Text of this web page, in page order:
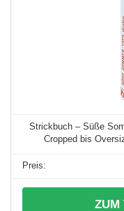
Strickbuch – Süße
Cropped bis
ZUM